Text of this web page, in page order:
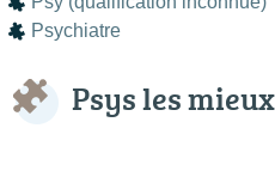
Psychiatre
Psys les